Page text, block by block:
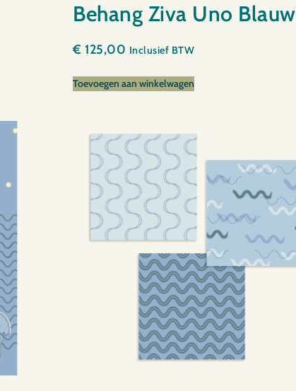
Behang Ziva Uno Blauw
€ 125,00 Inclusief BTW
Toevoegen aan winkelwagen